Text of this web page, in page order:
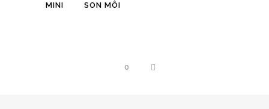
MINI SON MÔI
0